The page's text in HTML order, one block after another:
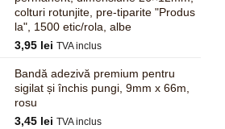
colturi rotunjite, pre-tiparite "Produs
la", 1500 etic/rola, albe
3,95 lei TVA inclus
Bandă adezivă premium pentru
sigilat și închis pungi, 9mm x 66m,
rosu
3,45 lei TVA inclus